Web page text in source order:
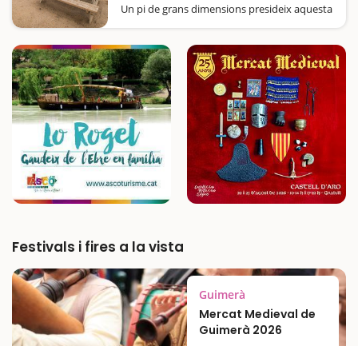
Un pi de grans dimensions presideix aquesta
tres metres de diàmetre i més de quinze
d'altura i té uns 150 anys. Estem…
Festivals i fires a la vista
Guimerà
Mercat Medieval de
Guimerà 2026